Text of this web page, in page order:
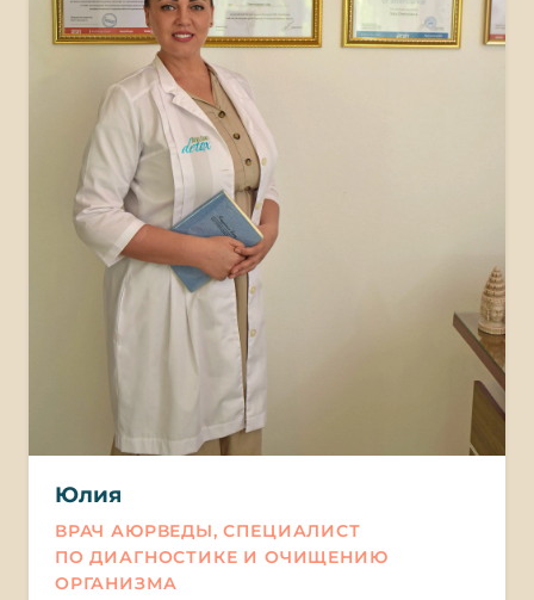
Юлия
ВРАЧ АЮРВЕДЫ, СПЕЦИАЛИСТ
ПО ДИАГНОСТИКЕ И ОЧИЩЕНИЮ
ОРГАНИЗМА